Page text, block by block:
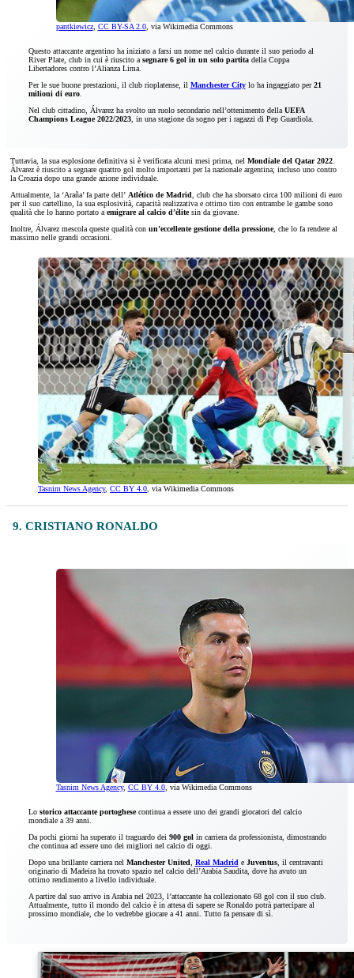
pantkiewicz, CC BY-SA 2.0, via Wikimedia Commons
Questo attaccante argentino ha iniziato a farsi un nome nel calcio durante il suo periodo al
River Plate, club in cui è riuscito a segnare 6 gol in un solo partitadella Coppa
Libertadores contro l’Alianza Lima.
Per le sue buone prestazioni, il club rioplatense, il Manchester Citylo ha ingaggiato per21
milioni di euro.
Nel club cittadino, Álvarez ha svolto un ruolo secondario nell’ottenimento della UEFA
Champions League 2022/2023, in una stagione da sogno per i ragazzi di Pep Guardiola.
Tuttavia, la sua esplosione definitiva si è verificata alcuni mesi prima, nel Mondiale del Qatar 2022
Álvarez è riuscito a segnare quattro gol molto importanti per la nazionale argentina; incluso uno contro
la Croazia dopo una grande azione individuale.
Attualmente, la ‘Araña’ fa parte dell’ Atlético de Madrid , club che ha sborsato circa 100 milioni di euro
per il suo cartellino, la sua esplosività, capacità realizzativa e ottimo tiro con entrambe le gambe sono
qualità che lo hanno portato a emigrare al calcio d’élitesin da giovane.
Inoltre, Álvarez mescola queste qualità con un’eccellente gestione della pressione, che lo fa rendere al
massimo nelle grandi occasioni.
Tasnim News Agency, CC BY 4.0 , via Wikimedia Commons
9. CRISTIANO RONALDO
Tasnim News Agency, CC BY 4.0, via Wikimedia Commons
Lo storico attaccante portoghesecontinua a essere uno dei grandi giocatori del calcio
mondiale a 39 anni.
Da pochi giorni ha superato il traguardo dei 900 golin carriera da professionista, dimostrando
che continua ad essere uno dei migliori nel calcio di oggi.
Dopo una brillante carriera nel Manchester United Real Madrid e Juventus, il centravanti
originario di Madeira ha trovato spazio nel calcio dell’Arabia Saudita, dove ha avuto un
ottimo rendimento a livello individuale.
A partire dal suo arrivo in Arabia nel 2023, l’attaccante ha collezionato 68 gol con il suo club.
Attualmente, tutto il mondo del calcio è in attesa di sapere se Ronaldo potrà partecipare al
prossimo mondiale, che lo vedrebbe giocare a 41 anni. Tutto fa pensare di sì.